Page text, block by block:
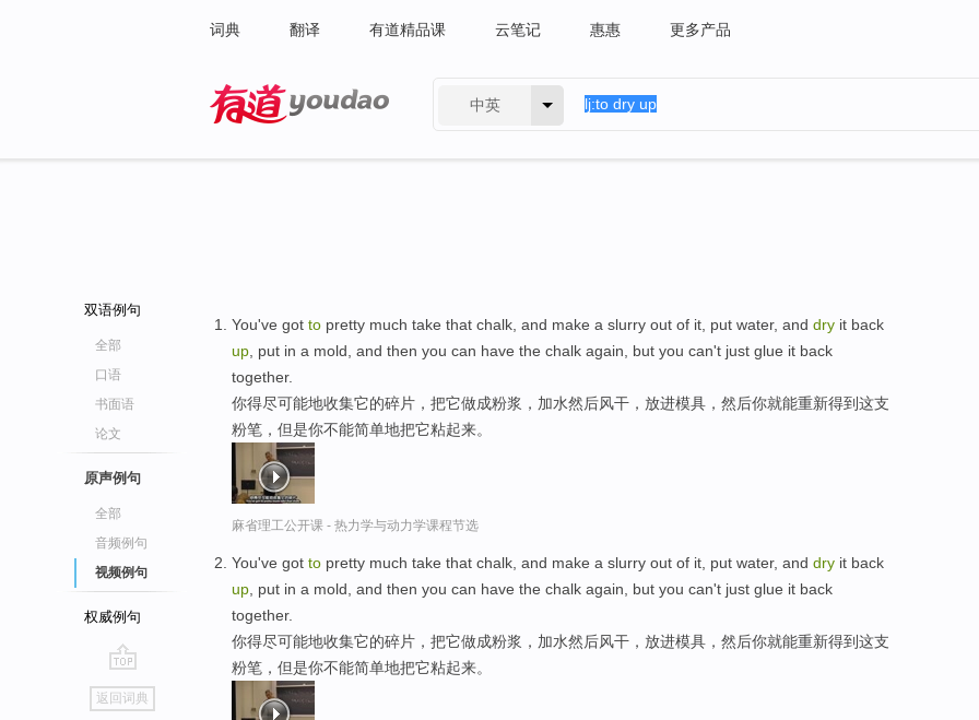
词典 翻译 有道精品课 云笔记 惠惠 更多产品
中英
双语例句
全部
口语
书面语
论文
原声例句
全部
音频例句
视频例句
权威例句
go
top
返回词典
You've got to pretty much take that chalk, and make a slurry out of it, put water, and dry it back
up , put in a mold, and then you can have the chalk again, but you can't just glue it back
together.
你得尽可能地收集它的碎片，把它做成粉浆，加水然后风干，放进模具，然后你就能重新得到这支
粉笔，但是你不能简单地把它粘起来。
麻省理工公开课 - 热力学与动力学课程节选
You've got to pretty much take that chalk, and make a slurry out of it, put water, and dry it back
up , put in a mold, and then you can have the chalk again, but you can't just glue it back
together.
你得尽可能地收集它的碎片，把它做成粉浆，加水然后风干，放进模具，然后你就能重新得到这支
粉笔，但是你不能简单地把它粘起来。